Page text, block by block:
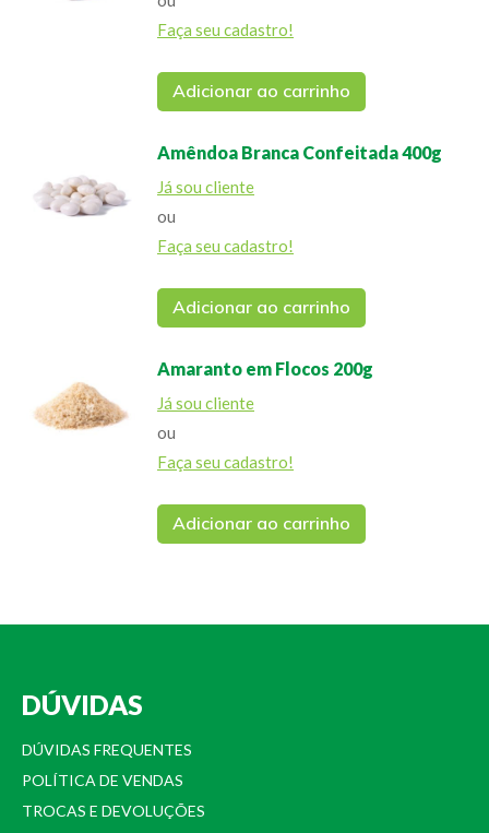
Faça seu cadastro!
Adicionar ao carrinho
Amêndoa Branca Confeitada 400g
Já sou cliente
ou
Faça seu cadastro!
Adicionar ao carrinho
Amaranto em Flocos 200g
Já sou cliente
ou
Faça seu cadastro!
Adicionar ao carrinho
DÚVIDAS
DÚVIDAS FREQUENTES
POLÍTICA DE VENDAS
TROCAS E DEVOLUÇÕES